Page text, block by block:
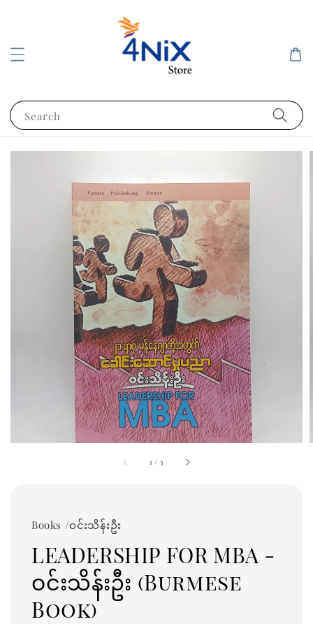
Search
1 / 3
Books /ဝင်းသိန်းဦး
LEADERSHIP FOR MBA -
ဝင်းသိန်းဦး (Burmese
Book)